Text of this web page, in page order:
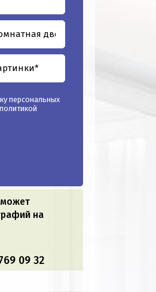
персональных
политикой
на
09 32